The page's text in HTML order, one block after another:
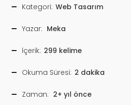
Kategori: Web Tasarım
Yazar: Meka
İçerik: 299 kelime
Okuma Süresi: 2 dakika
Zaman: 2+ yıl önce